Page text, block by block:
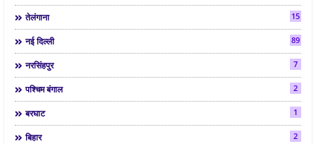
तेलंगाना 15
नई दिल्ली 89
नरसिंहपुर 7
पश्चिम बंगाल 2
बरघाट 1
बिहार 2